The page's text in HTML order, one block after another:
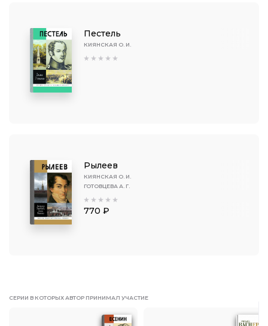
Пестель
КИЯНСКАЯ О. И.
Рылеев
КИЯНСКАЯ О. И.
ГОТОВЦЕВА А. Г.
770 ₽
СЕРИИ В КОТОРЫХ АВТОР ПРИНИМАЛ УЧАСТИЕ